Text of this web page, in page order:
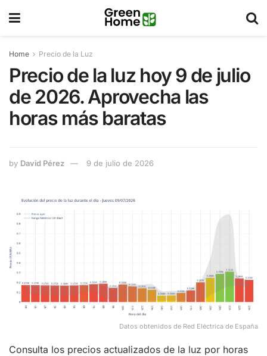
Home Precio de la Luz
Precio de la luz hoy 9 de julio
de 2026. Aprovecha las
horas más baratas
by David Pérez 9 de julio de 2026
Datos obtenidos de Red Eléctrica de España
Consulta los precios actualizados de la luz por horas